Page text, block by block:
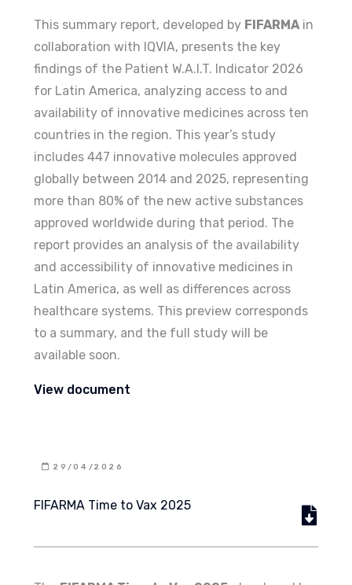
This summary report, developed by FIFARMAin
collaboration with IQVIA, presents the key
findings of the Patient W.A.I.T. Indicator 2026
for Latin America, analyzing access to and
availability of innovative medicines across ten
countries in the region. This year’s study
includes 447 innovative molecules approved
globally between 2014 and 2025, representing
more than 80% of the new active substances
approved worldwide during that period. The
report provides an analysis of the availability
and accessibility of innovative medicines in
Latin America, as well as differences across
healthcare systems. This preview corresponds
to a summary, and the full study will be
available soon.
View document
29/04/2026
FIFARMA Time to Vax 2025